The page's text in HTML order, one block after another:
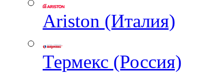
Ariston (Италия)
Термекс (Россия)